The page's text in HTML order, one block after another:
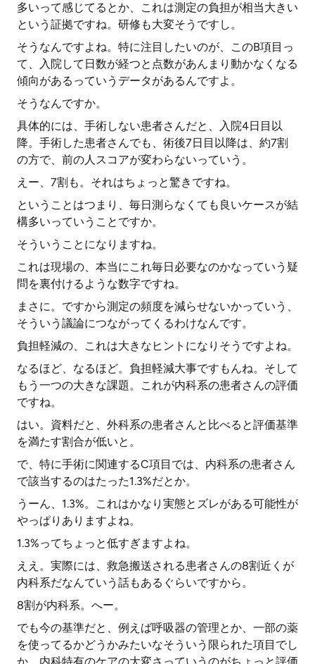
多いって感じてるとか、これは測定の負担が相当大きい
という証拠ですね。研修も大変そうですし。
そうなんですよね。特に注目したいのが、このB項目っ
て、入院して日数が経つと点数があんまり動かなくなる
傾向があるっていうデータがあるんですよ。
そうなんですか。
具体的には、手術しない患者さんだと、入院4日目以
降。手術した患者さんでも、術後7日目以降は、約7割
の方で、前の人スコアが変わらないっていう。
えー、7割も。それはちょっと驚きですね。
ということはつまり、毎日測らなくても良いケースが結
構多いっていうことですか。
そういうことになりますね。
これは現場の、本当にこれ毎日必要なのかなっていう疑
問を裏付けるような数字ですね。
まさに。ですから測定の頻度を減らせないかっていう、
そういう議論につながってくるわけなんです。
負担軽減の、これは大きなヒントになりそうですよね。
なるほど、なるほど。負担軽減大事ですもんね。そして
もう一つの大きな課題。これが内科系の患者さんの評価
ですね。
はい。資料だと、外科系の患者さんと比べると評価基準
を満たす割合が低いと。
で、特に手術に関連するC項目では、内科系の患者さん
で該当するのはたった1.3%だとか。
うーん、1.3%。これはかなり実態とズレがある可能性が
やっぱりありますよね。
1.3%ってちょっと低すぎますよね。
ええ。実際には、救急搬送される患者さんの8割近くが
内科系だなんていう話もあるぐらいですから。
8割が内科系。へー。
でも今の基準だと、例えば呼吸器の管理とか、一部の薬
を使ってるかどうかみたいなそういう限られた項目でし